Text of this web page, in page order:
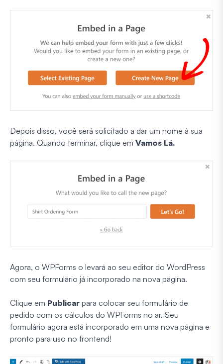
Depois disso, você será solicitado a dar um nome à sua
página. Quando terminar, clique em Vamos Lá.
Agora, o WPForms o levará ao seu editor do WordPress
com seu formulário já incorporado na nova página.
Clique em Publicar para colocar seu formulário de
pedido com os cálculos do WPForms no ar. Seu
formulário agora está incorporado em uma nova página e
pronto para uso no frontend!